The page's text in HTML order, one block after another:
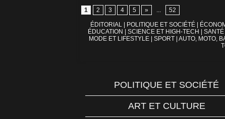
1 2 3 4 5 » ... 52
ÉDITORIAL POLITIQUE ET SOCIÉTÉ
ÉDUCATION
SCIENCE ET HIGH-TECH
MODE ET LIFESTYLE
SPORT AUTO, MOTO,
POLITIQUE ET SOCIÉTÉ
ART ET CULTURE